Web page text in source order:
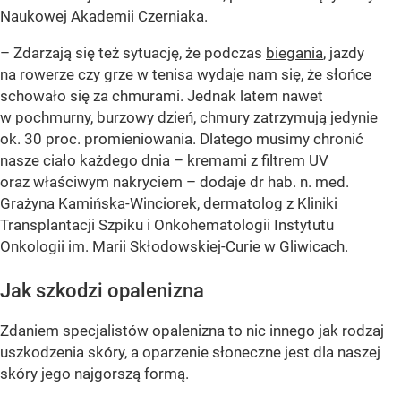
Naukowej Akademii Czerniaka.
– Zdarzają się też sytuację, że podczas biegania, jazdy
na rowerze czy grze w tenisa wydaje nam się, że słońce
schowało się za chmurami. Jednak latem nawet
w pochmurny, burzowy dzień, chmury zatrzymują jedynie
ok. 30 proc. promieniowania. Dlatego musimy chronić
nasze ciało każdego dnia – kremami z filtrem UV
oraz właściwym nakryciem – dodaje dr hab. n. med.
Grażyna Kamińska-Winciorek, dermatolog z Kliniki
Transplantacji Szpiku i Onkohematologii Instytutu
Onkologii im. Marii Skłodowskiej-Curie w Gliwicach.
Jak szkodzi opalenizna
Zdaniem specjalistów opalenizna to nic innego jak rodzaj
uszkodzenia skóry, a oparzenie słoneczne jest dla naszej
skóry jego najgorszą formą.